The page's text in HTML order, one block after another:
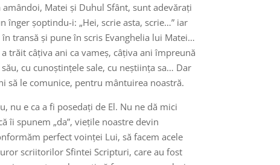
amândoi, Matei și Duhul Sfânt, sunt adevărați
înger șoptindu-i: „Hei, scrie asta, scrie…” iar
transă și pune în scris Evanghelia lui Matei…
trăit câțiva ani ca vameș, câțiva ani împreună
cu cunoștințele sale, cu neștiința sa… Dar
să le comunice, pentru mântuirea noastră.
nu e ca a fi posedați de El. Nu ne dă mici
îi spunem „da”, viețile noastre devin
perfect voinței Lui, să facem acele
scriitorilor Sfintei Scripturi, care au fost